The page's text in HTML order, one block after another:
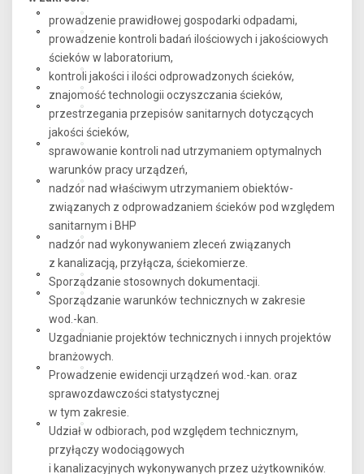
prowadzenie prawidłowej gospodarki odpadami,
prowadzenie kontroli badań ilościowych i jakościowych
ścieków w laboratorium,
kontroli jakości i ilości odprowadzonych ścieków,
znajomość technologii oczyszczania ścieków,
przestrzegania przepisów sanitarnych dotyczących
jakości ścieków,
sprawowanie kontroli nad utrzymaniem optymalnych
warunków pracy urządzeń,
nadzór nad właściwym utrzymaniem obiektów-
związanych z odprowadzaniem ścieków pod względem
sanitarnym i BHP
nadzór nad wykonywaniem zleceń związanych
z kanalizacją, przyłącza, ściekomierze.
Sporządzanie stosownych dokumentacji.
Sporządzanie warunków technicznych w zakresie
wod.-kan.
Uzgadnianie projektów technicznych i innych projektów
branżowych.
Prowadzenie ewidencji urządzeń wod.-kan. oraz
sprawozdawczości statystycznej
w tym zakresie.
Udział w odbiorach, pod względem technicznym,
przyłączy wodociągowych
i kanalizacyjnych wykonywanych przez użytkowników.